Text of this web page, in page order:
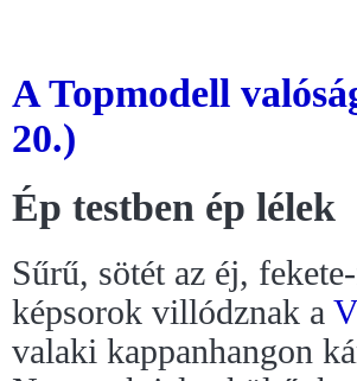
A Topmodell
20.)
Ép testben ép lélek
Sűrű, sötét az éj,
képsorok villódznak a
valaki kappanhangon